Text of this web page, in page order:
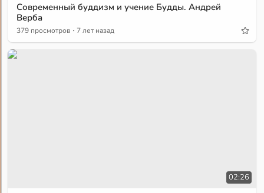
Современный буддизм и учение Будды. Андрей
Верба
379 просмотров · 7 лет назад
02:26